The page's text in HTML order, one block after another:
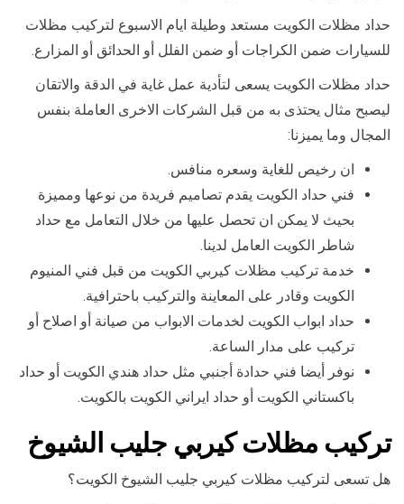
حداد مظلات الكويت مستعد وطيلة ايام الاسبوع لتركيب مظلات
للسيارات ضمن الكراجات أو ضمن الفلل أو الحدائق أو المزارع.
حداد مظلات الكويت يسعى لتأدية عمل غاية في الدقة والاتقان
ليصبح مثال يحتذى به من قبل الشركات الاخرى العاملة بنفس
المجال وما يميزنا:
ان رخيص للغاية وسعره منافس.
فني حداد الكويت يقدم تصاميم فريدة من نوعها ومميزة
بحيث لا يمكن ان تحصل عليها من خلال التعامل مع حداد
شاطر الكويت العامل لدينا.
خدمة تركيب مظلات كيربي الكويت من قبل فني المنيوم
الكويت وقادر على المعاينة والتركيب باحترافية.
حداد ابواب الكويت لخدمات الابواب من صيانة أو اصلاح أو
تركيب على مدار الساعة.
نوفر أيضا فني حدادة أجنبي مثل حداد هندي الكويت أو حداد
باكستاني الكويت أو حداد ايراني الكويت بالكويت.
تركيب مظلات كيربي جليب الشيوخ
هل تسعى لتركيب مظلات كيربي جليب الشيوخ الكويت؟